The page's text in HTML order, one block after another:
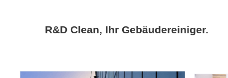
R&D Clean, Ihr Gebäudereiniger.